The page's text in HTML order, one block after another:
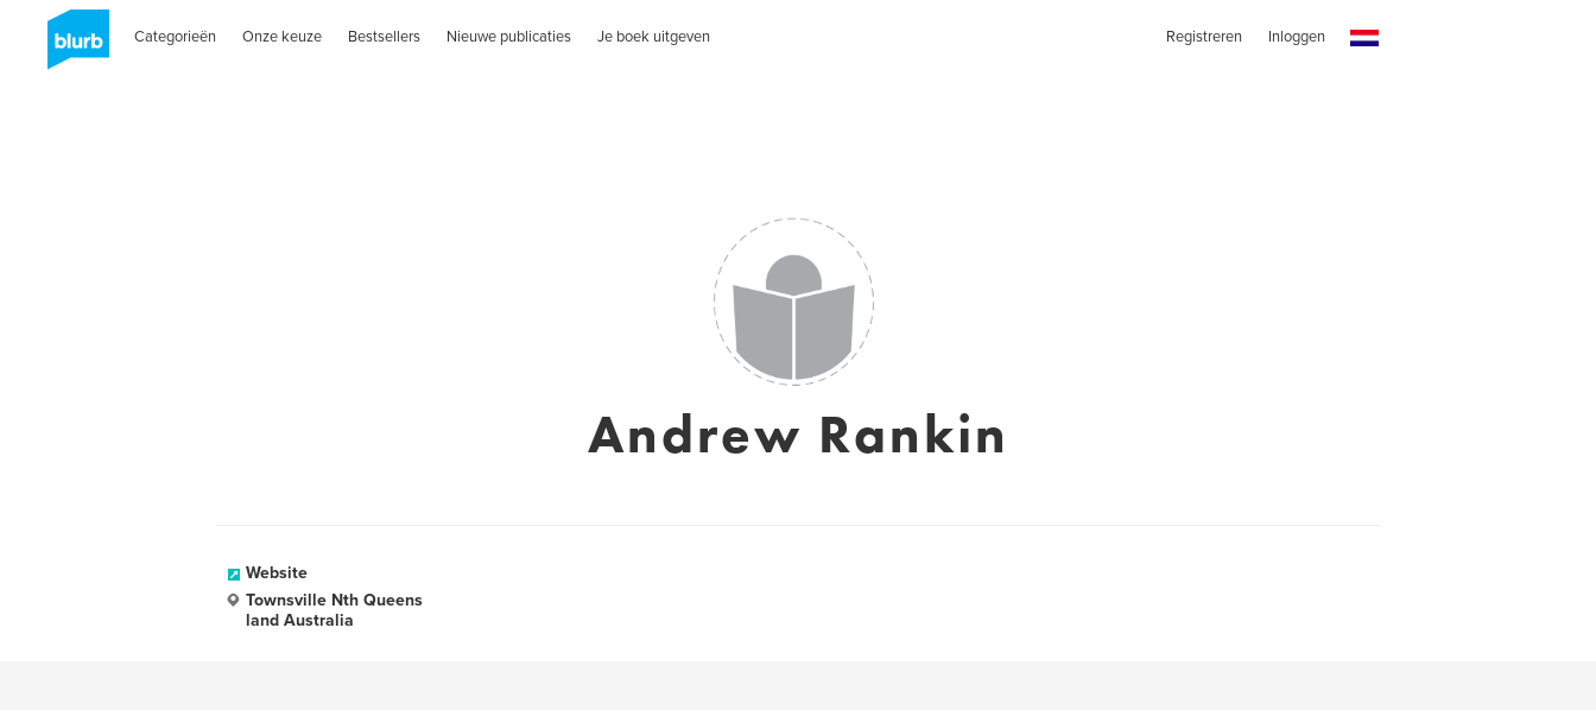
Categorieën Onze keuze Bestsellers Nieuwe publicaties Je boek uitgeven Registreren Inloggen
Andrew Rankin
Website
Townsville Nth Queens
land Australia